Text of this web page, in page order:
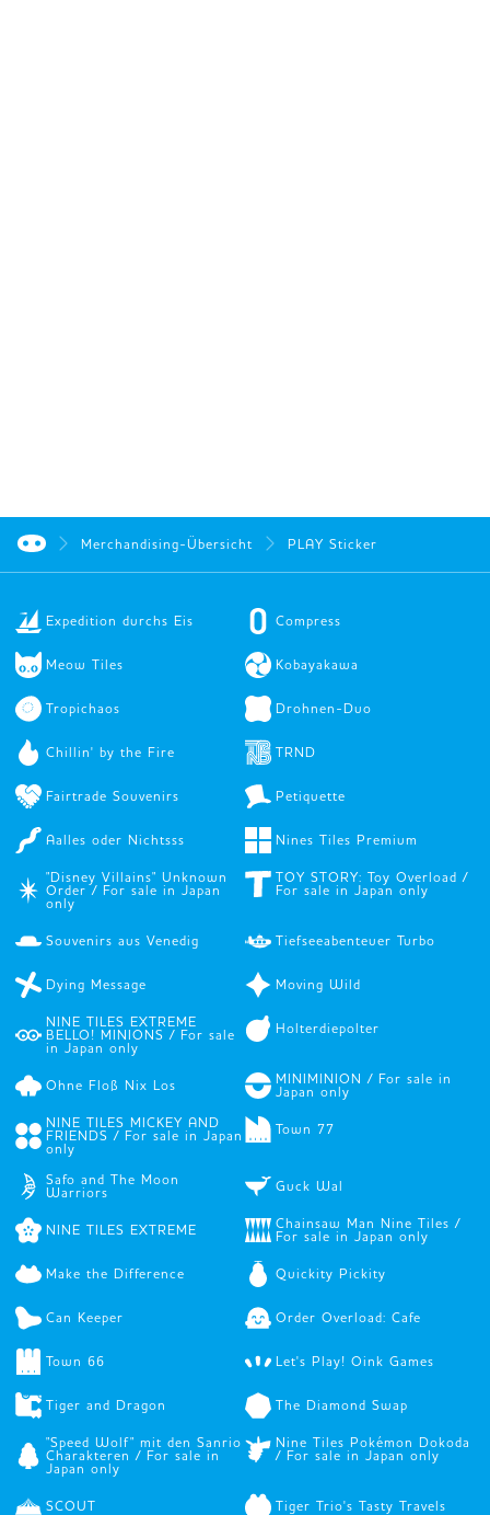
Merchandising-Übersicht PLAY Sticker
Expedition durchs Eis Compress
Meow Tiles Kobayakawa
Tropichaos Drohnen-Duo
Chillin' by the Fire TRND
Fairtrade Souvenirs Petiquette
Aalles oder Nichtsss Nines Tiles Premium
"Disney Villains" Unknown
Order / For sale in Japan
only
TOY STORY: Toy Overload /
For sale in Japan only
Souvenirs aus Venedig Tiefseeabenteuer Turbo
Dying Message Moving Wild
NINE TILES EXTREME
BELLO! MINIONS / For sale
in Japan only
Holterdiepolter
Ohne Floß Nix Los
MINIMINION / For sale in
Japan only
NINE TILES MICKEY AND
FRIENDS / For sale in Japan
only
Town 77
Safo and The Moon
Warriors
Guck Wal
NINE TILES EXTREME
Chainsaw Man Nine Tiles /
For sale in Japan only
Make the Difference Quickity Pickity
Can Keeper Order Overload: Cafe
Town 66 Let's Play! Oink Games
Tiger and Dragon The Diamond Swap
"Speed Wolf" mit den Sanrio
Charakteren / For sale in
Japan only
Nine Tiles Pokémon Dokoda
/ For sale in Japan only
SCOUT Tiger Trio's Tasty Travels